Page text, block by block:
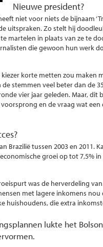
Nieuwe president?
niet voor niets de bijnaam
uitspraken. Zo stelt hij
martelen in plaats van ze te
die gewoon hun werk
korte metten zou
stemmen veel beter dan de
vier jaar geleden. Maar,
en de vraag wat
Brazilië tussen 2003 en 2011.
groei op tot 7,5%
was de herverdeling
met lagere inkomens
huishoudens, die extra
lukte het